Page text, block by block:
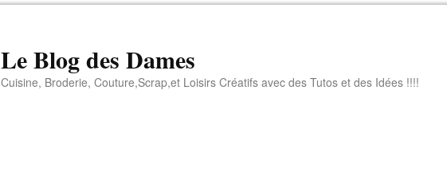
Le Blog des Dames
Cuisine, Broderie, Couture,Scrap,et Loisirs Créatifs avec des Tutos et des Idées !!!!